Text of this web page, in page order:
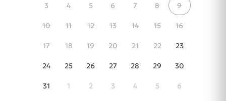
3 4 5 6 7 8 9
10 11 12 13 14 15 16
17 18 19 20 21 22 23
24 25 26 27 28 29 30
31 1 2 3 4 5 6